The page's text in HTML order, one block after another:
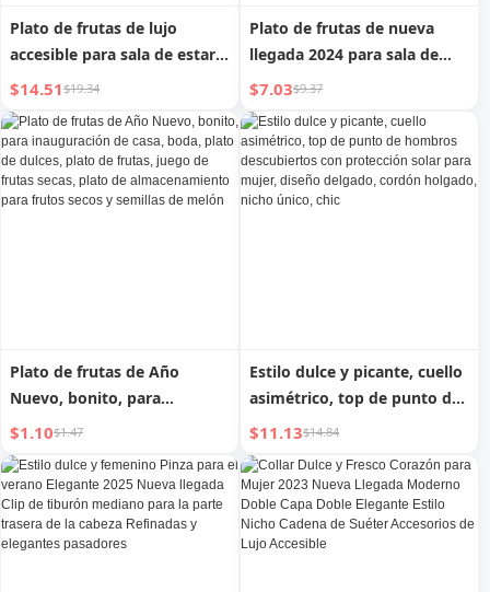
Plato de frutas de lujo
accesible para sala de estar
del hogar, plato de
exhibición de aperitivos de
mesa, plato de
almacenamiento de
compartimentos de vidrio,
bandeja de frutas secas y
$14.51$19.34
Plato de frutas de nueva
llegada 2024 para sala de
estar en casa, mesa de café,
plato de frutas secas, plato
de bocadillos de frutas,
exhibición de dulces, caja de
almacenamiento de semillas
de girasol y frutos secos
$7.03$9.37
Plato de frutas de Año
Nuevo, bonito, para
inauguración de casa, boda,
plato de dulces, plato de
frutas, juego de frutas secas,
plato de almacenamiento
para frutos secos y semillas
de melón
$1.10$1.47
Estilo dulce y picante, cuello
asimétrico, top de punto de
hombros descubiertos con
protección solar para mujer,
diseño delgado, cordón
holgado, nicho único, chic
$11.13$14.84